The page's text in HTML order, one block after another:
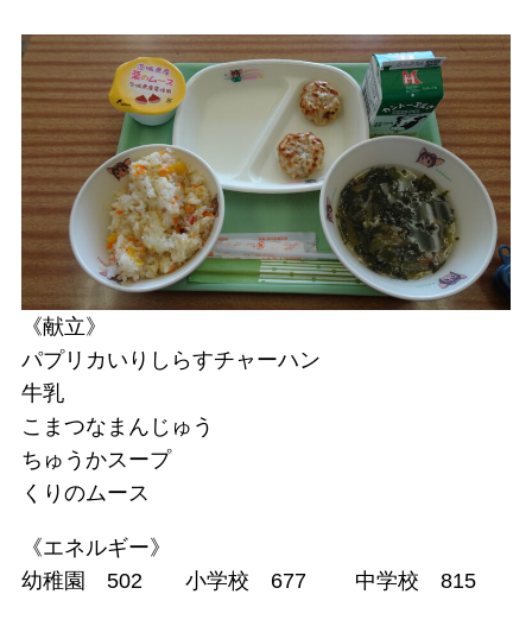
《献立》
パプリカいりしらすチャーハン
牛乳
こまつなまんじゅう
ちゅうかスープ
くりのムース
《エネルギー》
幼稚園 502 小学校 677 中学校 815